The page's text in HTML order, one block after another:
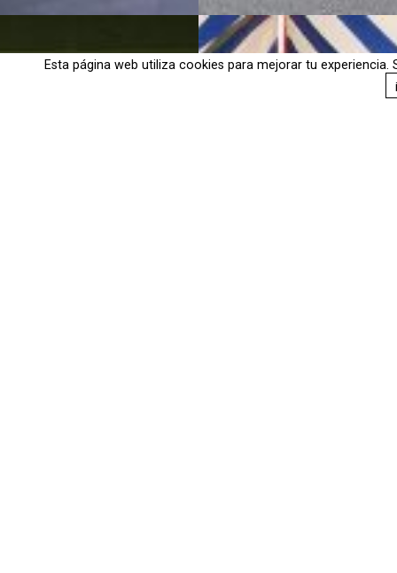
Esta página web utiliza cookies para mejorar tu